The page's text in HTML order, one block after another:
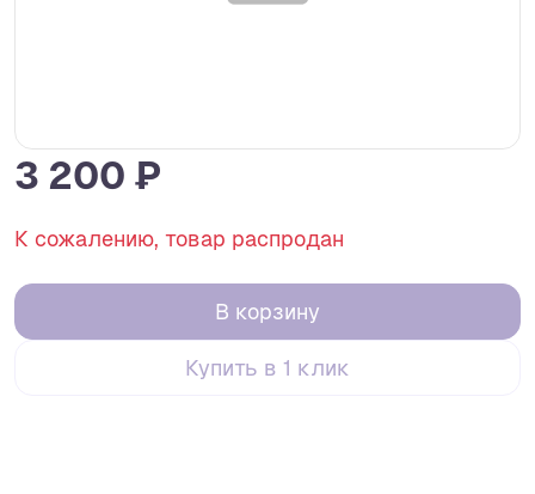
3 200 ₽
К сожалению, товар распродан
В корзину
Купить в 1 клик